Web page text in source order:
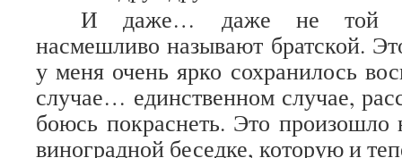
И даже… даже не той
насмешливо называют братской.
у меня очень ярко сохранилось
случае… единственном случае,
боюсь покраснеть. Это
виноградной беседке, которую и